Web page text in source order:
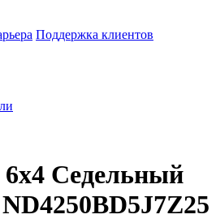
Поддержка клиентов
Седельный